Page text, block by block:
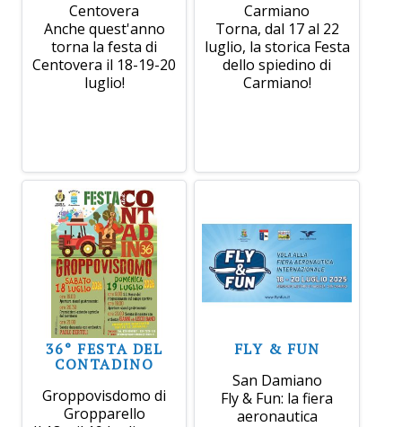
Centovera
Anche quest'anno
torna la festa di
Centovera il 18-19-20
luglio!
Carmiano
Torna, dal 17 al 22
luglio, la storica Festa
dello spiedino di
Carmiano!
36° FESTA DEL
CONTADINO
Groppovisdomo di
Gropparello
FLY & FUN
San Damiano
Fly & Fun: la fiera
aeronautica